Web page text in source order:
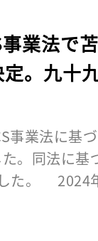
事業法で
。九十
事業法に基
。同法に基
た。 2024